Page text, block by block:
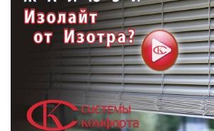
16